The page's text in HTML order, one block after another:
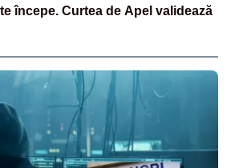
începe. Curtea de Apel validează